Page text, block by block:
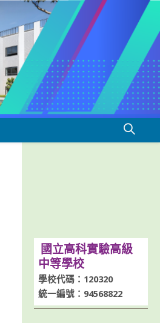
國立高科實驗高級
中等學校
學校代碼：120320
統一編號：94568822